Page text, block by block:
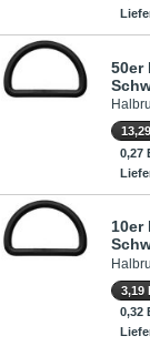
50er
0,27
10er
3,19
0,32